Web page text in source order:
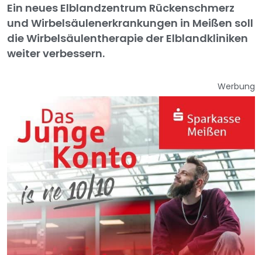
Ein neues Elblandzentrum Rückenschmerz
und Wirbelsäulenerkrankungen in Meißen soll
die Wirbelsäulentherapie der Elblandkliniken
weiter verbessern.
Werbung